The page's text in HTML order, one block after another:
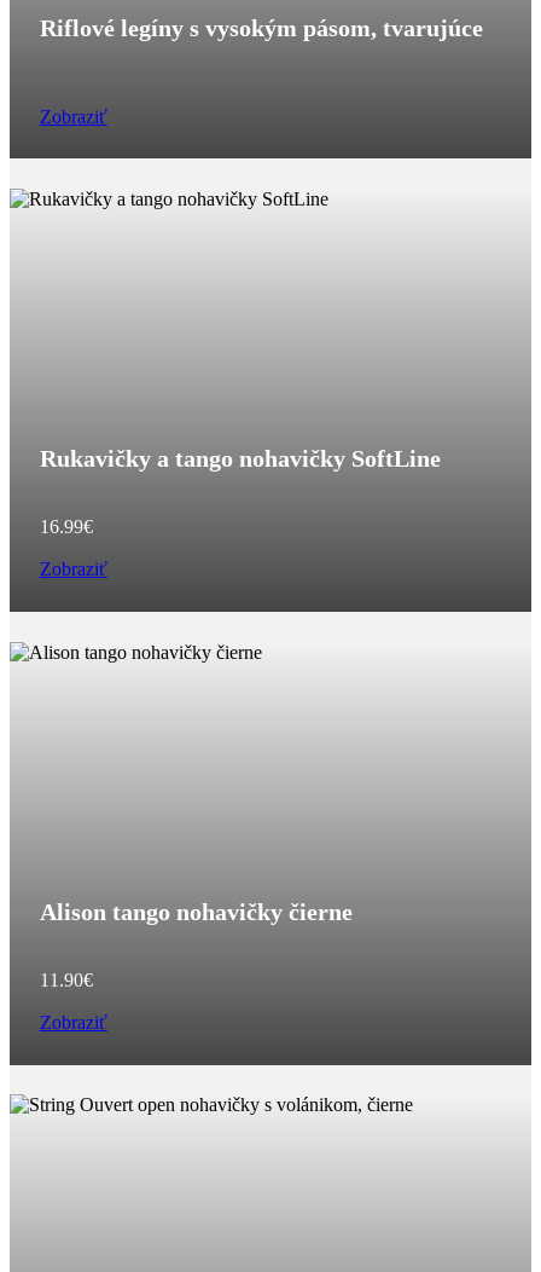
Riflové legíny s vysokým pásom, tvarujúce
Zobraziť
Rukavičky a tango nohavičky SoftLine
16.99€
Zobraziť
Alison tango nohavičky čierne
11.90€
Zobraziť